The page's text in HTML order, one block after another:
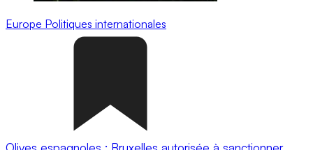
Europe Politiques internationales